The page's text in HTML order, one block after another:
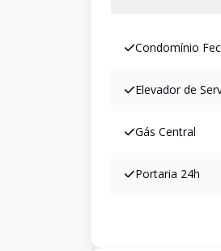
Condomínio
Elevador de
Gás Central
Portaria 24h